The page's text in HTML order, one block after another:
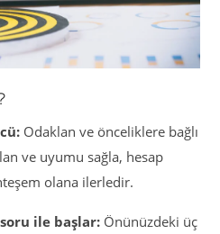
Odaklan ve önceliklere bağlı
ve uyumu sağla, hesap
olana ilerledir.
ile başlar: Önünüzdeki üç